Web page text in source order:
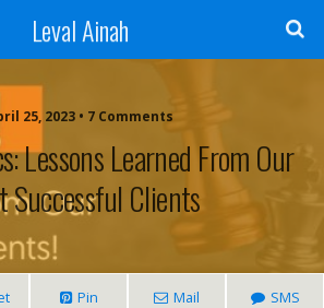
Leval Ainah
25, 2023 • 7 Comments
Lessons Learned From Our
Successful Clients
Pin Mail SMS